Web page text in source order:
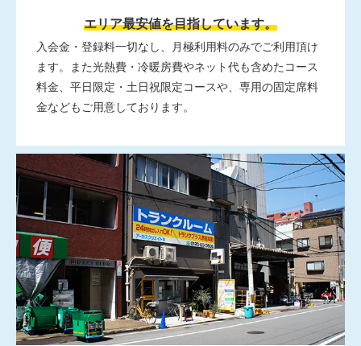
エリア最安値を目指しています。
入会金・登録料一切なし、月極利用料のみでご利用頂け
ます。また光熱費・冷暖房費やネット代も含めたコース
料金、平日限定・土日祝限定コースや、専用の固定席料
金などもご用意しております。